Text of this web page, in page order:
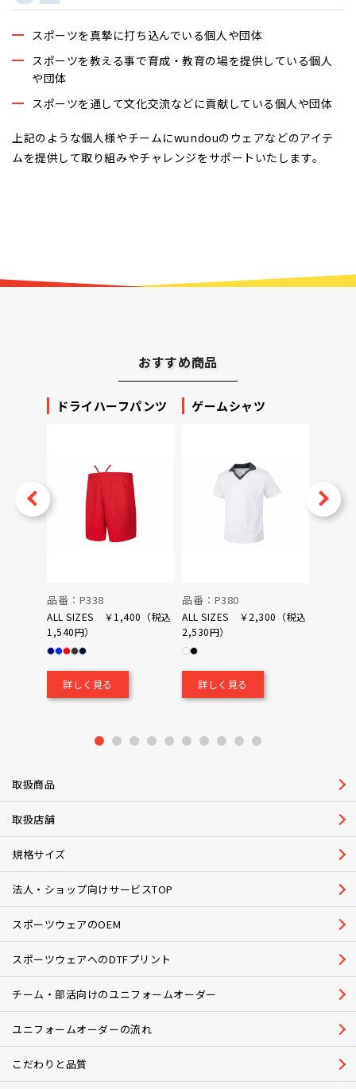
スポーツを真摯に打ち込んでいる個人や団体
スポーツを教える事で育成・教育の場を提供している個人
や団体
スポーツを通して文化交流などに貢献している個人や団体
上記のような個人様やチームにwundouのウェアなどのアイテ
ムを提供して取り組みやチャレンジをサポートいたします。
おすすめ商品
ドライハーフパンツ
品番：P338
ALL SIZES ￥1,400（税込
1,540円）
詳しく見る
ゲームシャツ
品番：P380
ALL SIZES ￥2,300（税込
2,530円）
詳しく見る
3 4 5 6 7 8 9 10
Next
取扱商品
取扱店舗
規格サイズ
法人・ショップ向けサービスTOP
スポーツウェアのOEM
スポーツウェアへのDTFプリント
チーム・部活向けのユニフォームオーダー
ユニフォームオーダーの流れ
こだわりと品質